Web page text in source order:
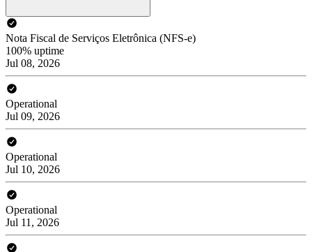
Nota Fiscal de Serviços Eletrônica (NFS-e)
100% uptime
Jul 08, 2026
Operational
Jul 09, 2026
Operational
Jul 10, 2026
Operational
Jul 11, 2026